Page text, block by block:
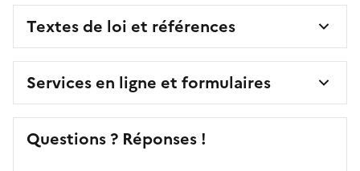
Textes de loi et références
Services en ligne et formulaires
Questions ? Réponses !